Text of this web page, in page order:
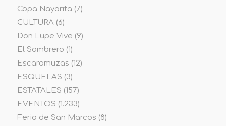
Copa Nayarita (7)
CULTURA(6)
Don Lupe Vive (9)
El Sombrero (1)
Escaramuzas (12)
ESQUELAS (3)
ESTATALES (157)
EVENTOS (1.233)
Feria de San Marcos (8)